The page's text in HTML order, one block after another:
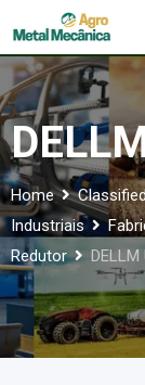
to
content
Home
Industriais
Redutor
DELLM